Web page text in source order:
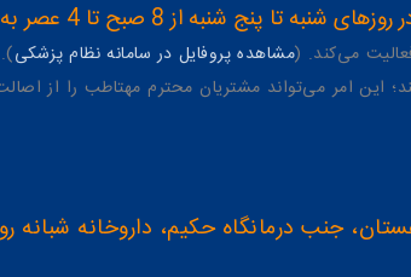
تا پنج شنبه از 8 صبح تا 4 عصر به شماره 02165389693
مشاهده پروفایل در سامانه نظام پزشکی
امر می‌تواند مشتریان محترم مهتاطب را از
جنب درمانگاه حکیم، داروخانه شبانه